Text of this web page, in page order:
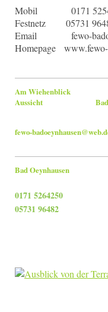
Mobil 0171
Festnetz 05731
Email fewo-
Homepage www.fewo-
Am
Aussicht Bad
fewo-
Bad Oeynhausen
0171 5264250
05731 96482